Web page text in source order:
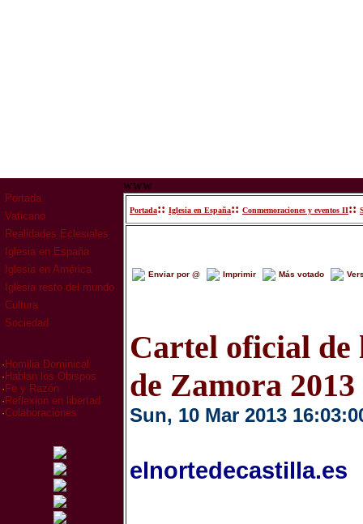
Portada
Vaticano
Realidades Eclesiales
Iglesia en España
Iglesia en América
Iglesia resto del mundo
Cultura
Sociedad
· Homilia Dominical
· Hablan los Obispos
· Fe y Razón
· Reflexion en libertad
·Colaboraciones
www
Portada:: Iglesia en España:: Conmemoraciones y eventos II::
Enviar por @ Imprimir Más votado
Cartel oficial de
de Zamora 2013
Sun, 10 Mar 2013
elnortedecastilla.es